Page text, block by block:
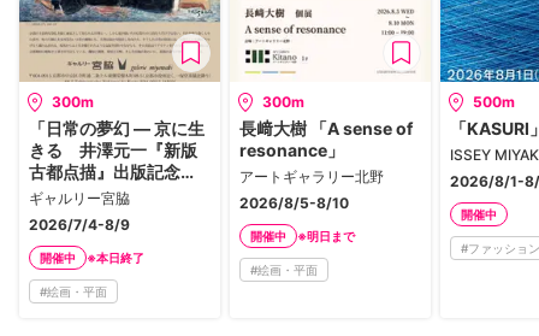
300m
「日常の夢幻 ― 京に生
きる 井澤元一『新版
古都点描』出版記念
展」
ギャルリー宮脇
2026/7/4-8/9
開催中 ※本日終了
#絵画・平面
300m
長﨑大樹 「A sense of
resonance」
アートギャラリー北野
2026/8/5-8/10
開催中 ※明日まで
#絵画・平面
500m
「KASURI
2026/8/1-
開催中
#ファッション